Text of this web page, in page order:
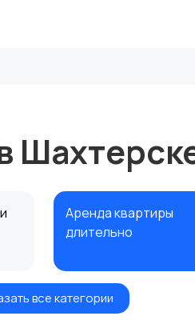
Аренда квартиры
длительно
Коммерческая
все категории